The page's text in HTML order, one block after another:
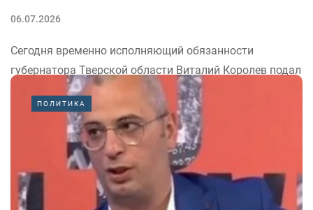
06.07.2026
Сегодня временно исполняющий обязанности
губернатора Тверской области Виталий Королев подал
документы в региональную избирательную комиссию,
передает пресс-служба правительства Верхневолжья.
«Это серьёзный и ответственный шаг — подошёл к
нему со всей собранностью и полным пониманием
стоящих перед регионом задач. Впереди большая...
ПОЛИТИКА